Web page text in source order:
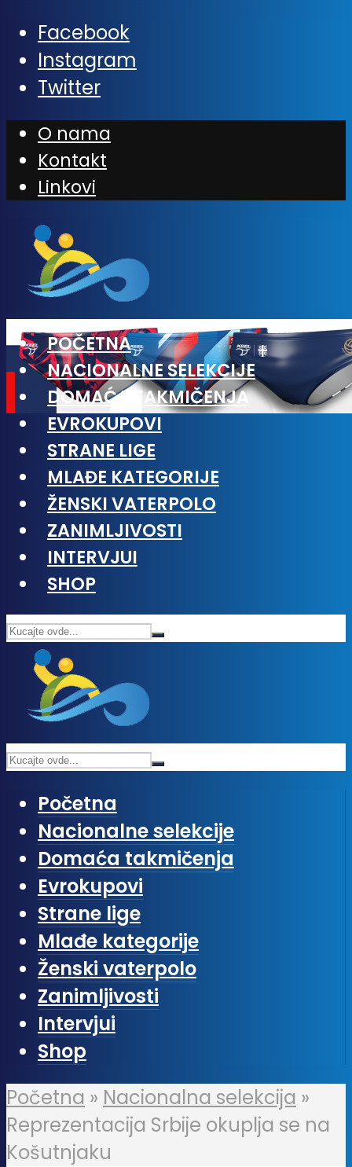
Facebook
Instagram
Twitter
O nama
Kontakt
Linkovi
POČETNA
NACIONALNE SELEKCIJE
DOMAĆA TAKMIČENJA
EVROKUPOVI
STRANE LIGE
MLAĐE KATEGORIJE
ŽENSKI VATERPOLO
ZANIMLJIVOSTI
INTERVJUI
SHOP
Početna
Nacionalne selekcije
Domaća takmičenja
Evrokupovi
Strane lige
Mlađe kategorije
Ženski vaterpolo
Zanimljivosti
Intervjui
Shop
Početna » Nacionalna selekcija »
Reprezentacija Srbije okuplja se na
Košutnjaku